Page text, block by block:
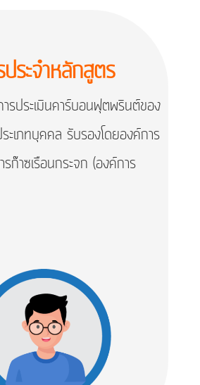
ระจำหลักสูตร
รประเมินคาร์บอนฟุตพรินต์ของ
เภทบุคคล รับรองโดยองค์การ
ก๊าซเรือนกระจก (องค์การ